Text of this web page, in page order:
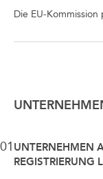
Die EU-
01 UNTERNEHMEN
REGISTRIERUNG